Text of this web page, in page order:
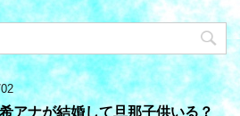
アナが結婚して旦那子供いる？